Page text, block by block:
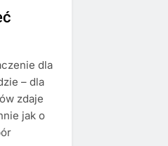
dla
– dla
zdaje
jak o